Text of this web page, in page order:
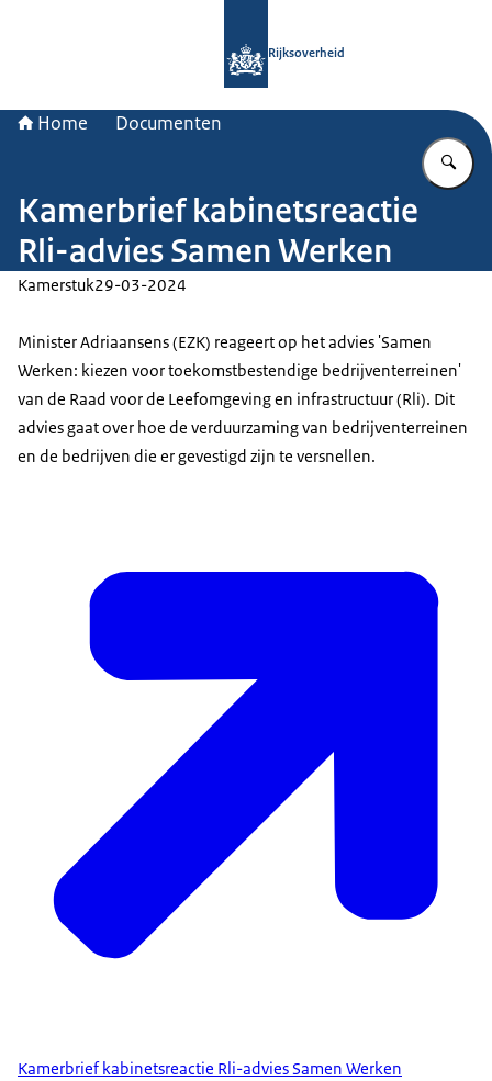
Rijksoverheid
Home Documenten
Kamerbrief kabinetsreactie
Rli-advies Samen Werken
Kamerstuk29-03-2024
Minister Adriaansens (EZK) reageert op het advies 'Samen
Werken: kiezen voor toekomstbestendige bedrijventerreinen'
van de Raad voor de Leefomgeving en infrastructuur (Rli). Dit
advies gaat over hoe de verduurzaming van bedrijventerreinen
en de bedrijven die er gevestigd zijn te versnellen.
Kamerbrief kabinetsreactie Rli-advies Samen Werken